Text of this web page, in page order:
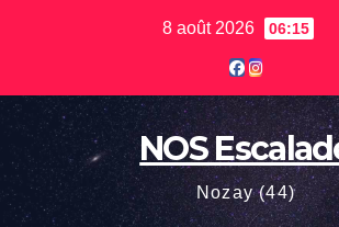
8 août 2026 06:15
NOS
Nozay (44)